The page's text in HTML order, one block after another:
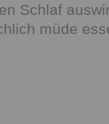
Schlaf
müde